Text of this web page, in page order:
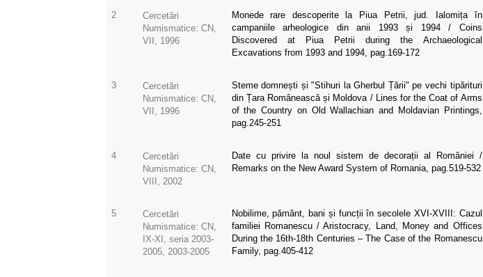
2
Cercetări
Numismatice: CN,
VII, 1996
Monede rare descoperite la Piua Petrii, jud. Ialomița în
campaniile arheologice din anii 1993 și 1994 / Coins
Discovered at Piua Petrii during the Archaeological
Excavations from 1993 and 1994, pag.169-172
3
Cercetări
Numismatice: CN,
VII, 1996
Steme domnești și "Stihuri la Gherbul Țării" pe vechi tipărituri
din Țara Românească și Moldova / Lines for the Coat of Arms
of the Country on Old Wallachian and Moldavian Printings,
pag.245-251
4
Cercetări
Numismatice: CN,
VIII, 2002
Date cu privire la noul sistem de decorații al României /
Remarks on the New Award System of Romania, pag.519-532
5
Cercetări
Numismatice: CN,
IX-XI, seria 2003-
2005, 2003-2005
Nobilime, pământ, bani și funcții în secolele XVI-XVIII: Cazul
familiei Romanescu / Aristocracy, Land, Money and Offices
During the 16th-18th Centuries – The Case of the Romanescu
Family, pag.405-412